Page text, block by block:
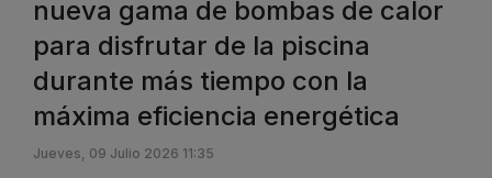
nueva gama de bombas de calor
para disfrutar de la piscina
durante más tiempo con la
máxima eficiencia energética
Jueves, 09 Julio 2026 11:35